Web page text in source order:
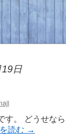
日
す。 どうせな
読む →